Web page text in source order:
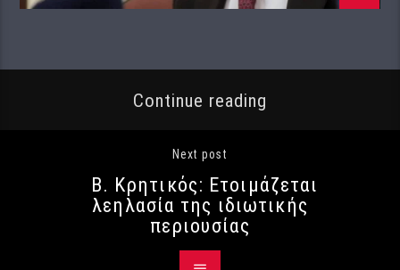
Continue reading
Next post
Β. Κρητικός: Ετοιμάζεται
λεηλασία της ιδιωτικής
περιουσίας